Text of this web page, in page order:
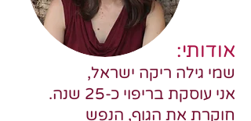
אודותי:
שמי גילה ריקה ישראל,
אני עוסקת בריפוי כ-25 שנה.
חוקרת את הגוף, הנפש